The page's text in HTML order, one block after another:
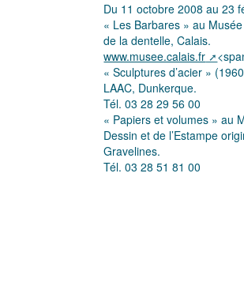
Du 11 octobre 2008 au 23
« Les Barbares » au
de la dentelle, Calais.
www.musee.calais.fr
« Sculptures d’acier »
LAAC, Dunkerque.
Tél. 03 28 29 56 00
« Papiers et volumes » au
Dessin et de l’Estampe
Gravelines.
Tél. 03 28 51 81 00